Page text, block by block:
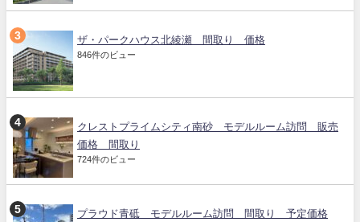
ザ・パークハウス北綾瀬 間取り 価格
846件のビュー
クレストプライムシティ南砂 モデルルーム訪問 販売
価格 間取り
724件のビュー
プラウド青砥 モデルルーム訪問 間取り 予定価格